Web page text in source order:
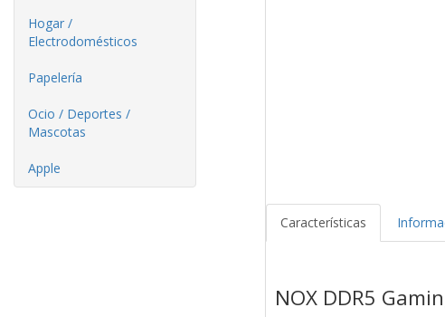
Hogar /
Electrodomésticos
Papelería
Ocio / Deportes /
Mascotas
Apple
Características
NOX DDR5